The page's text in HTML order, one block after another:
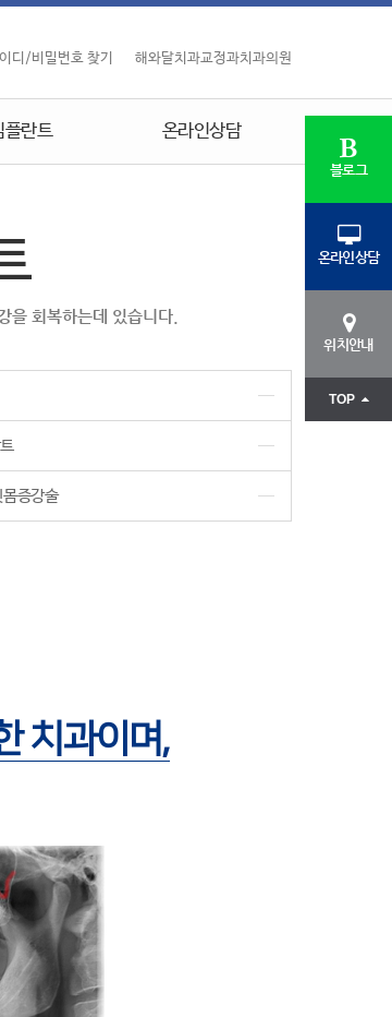
디/비밀번호 찾기 해와달치과교정과치과의원
플란트 온라인상담
을 회복하는데 있습니다.
몸증강술
치과이며,
블로그
온라인상담
위치안내
TOP